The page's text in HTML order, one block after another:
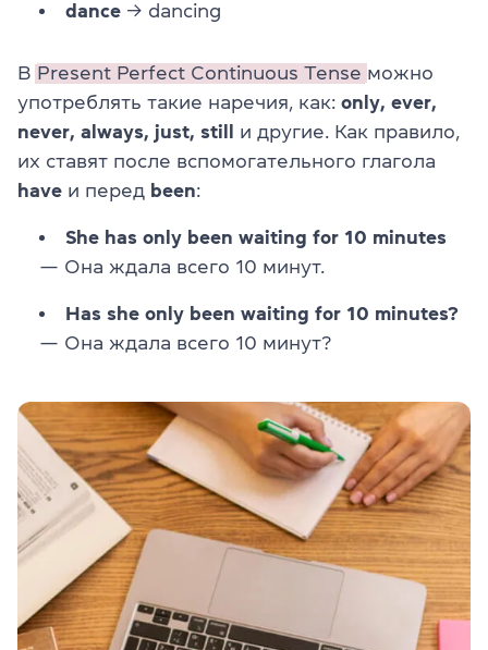
dance → dancing
В Present Perfect Continuous Tense можно
употреблять такие наречия, как: only, ever,
never, always, just, still
и другие. Как правило,
их ставят после вспомогательного глагола
have и перед been:
She has only been waiting for 10 minutes
— Она ждала всего 10 минут.
Has she only been waiting for 10 minutes?
— Она ждала всего 10 минут?